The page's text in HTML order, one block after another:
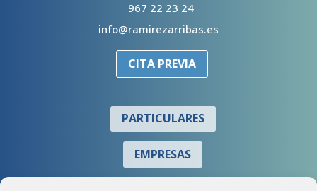
967 22 23 24
info@ramirezarribas.es
CITA PREVIA
PARTICULARES
EMPRESAS